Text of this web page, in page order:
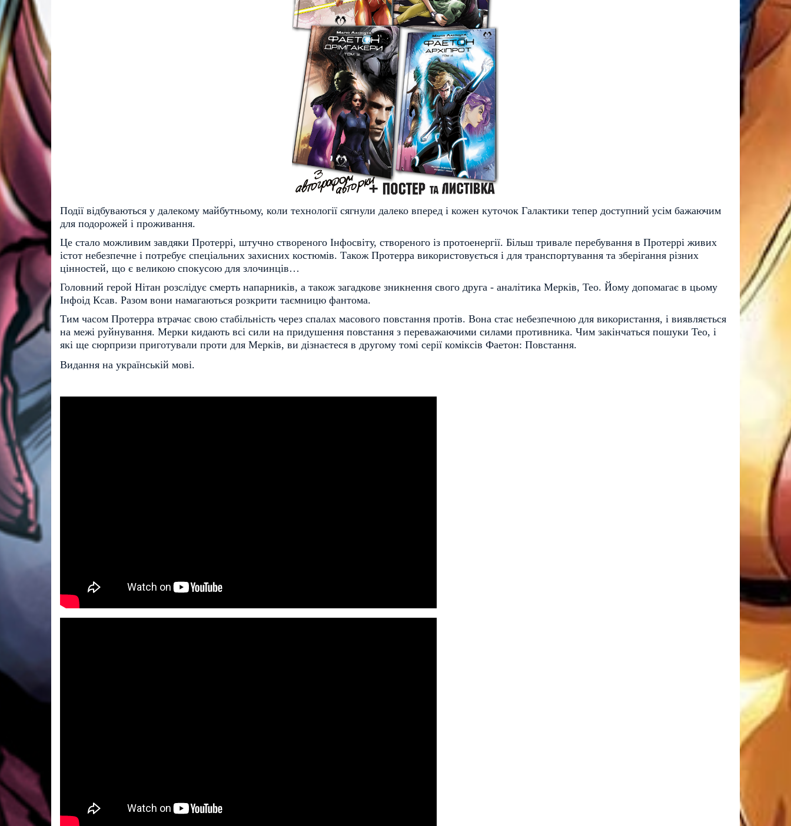
Події відбуваються у далекому майбутньому, коли технології сягнули далеко вперед і кожен куточок Галактики тепер доступний усім бажаючим
для подорожей і проживання.
Це стало можливим завдяки Протеррі, штучно створеного Інфосвіту, створеного із протоенергії. Більш тривале перебування в Протеррі живих
істот небезпечне і потребує спеціальних захисних костюмів. Також Протерра використовується і для транспортування та зберігання різних
цінностей, що є великою спокусою для злочинців…
Головний герой Нітан розслідує смерть напарників, а також загадкове зникнення свого друга - аналітика Мерків, Тео. Йому допомагає в цьому
Інфоід Ксав. Разом вони намагаються розкрити таємницю фантома.
Тим часом Протерра втрачає свою стабільність через спалах масового повстання протів. Вона стає небезпечною для використання, і виявляється
на межі руйнування. Мерки кидають всі сили на придушення повстання з переважаючими силами противника. Чим закінчаться пошуки Тео, і
які ще сюрпризи приготували проти для Мерків, ви дізнаєтеся в другому томі серії коміксів Фаетон: Повстання.
Видання на українській мові.